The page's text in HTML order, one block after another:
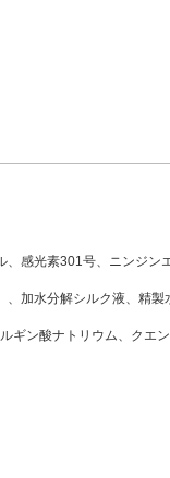
、感光素301号、ニンジン
、加水分解シルク液、精製
ギン酸ナトリウム、クエ